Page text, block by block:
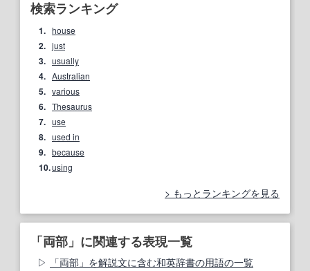
検索ランキング
1. house
2. just
3. usually
4. Australian
5. various
6. Thesaurus
7. use
8. used in
9. because
10.using
もっとランキングを見る
「両部」に関連する表現一覧
「両部」を解説文に含む和英辞書の用語の一覧